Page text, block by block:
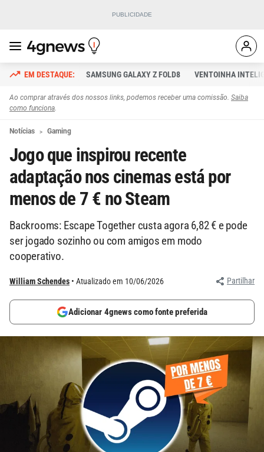
SAMSUNG GALAXY Z FOLD8 VENTOINHA
Ao comprar através dos nossos links, podemos receber uma comissão. Saiba
como funciona.
Notícias Gaming
Jogo que inspirou recente
adaptação nos cinemas está por
menos de 7 € no Steam
Backrooms: Escape Together custa agora 6,82 € e pode
ser jogado sozinho ou com amigos em modo
cooperativo.
William Schendes Atualizado em 10/06/2026 Partilhar
Adicionar 4gnews como fonte preferida